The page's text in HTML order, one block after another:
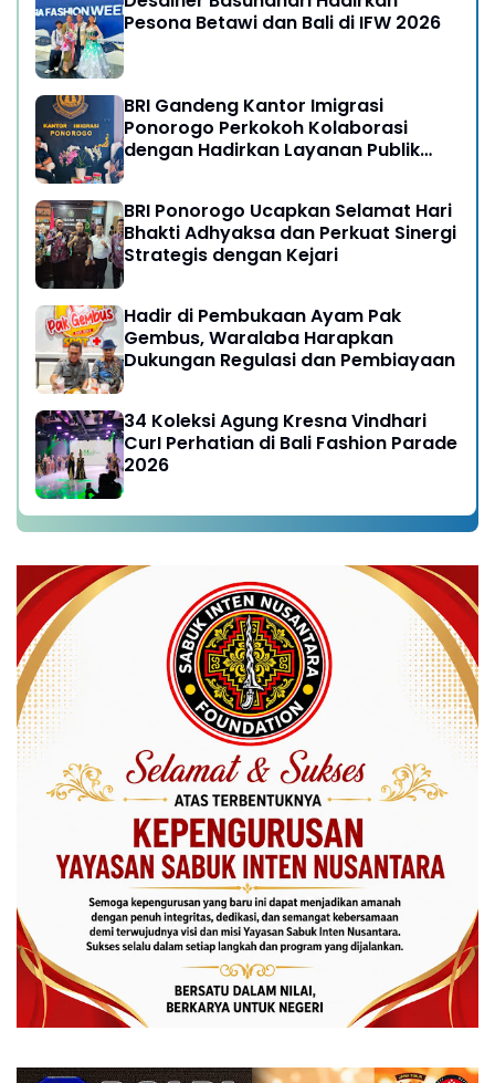
Pesona Betawi dan Bali di IFW 2026
BRI Gandeng Kantor Imigrasi
Ponorogo Perkokoh Kolaborasi
dengan Hadirkan Layanan Publik
BRI Ponorogo Ucapkan Selamat Hari
Bhakti Adhyaksa dan Perkuat Sinergi
Strategis dengan Kejari
Hadir di Pembukaan Ayam Pak
Gembus, Waralaba Harapkan
Dukungan Regulasi dan Pembiayaan
34 Koleksi Agung Kresna Vindhari
CurI Perhatian di Bali Fashion Parade
2026